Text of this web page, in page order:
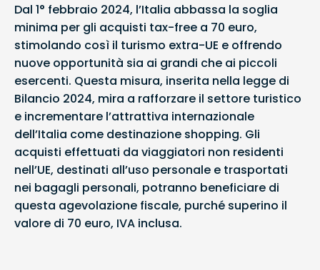
Dal 1° febbraio 2024, l’Italia abbassa la soglia
minima per gli acquisti tax-free a 70 euro,
stimolando così il turismo extra-UE e offrendo
nuove opportunità sia ai grandi che ai piccoli
esercenti. Questa misura, inserita nella legge di
Bilancio 2024, mira a rafforzare il settore turistico
e incrementare l’attrattiva internazionale
dell’Italia come destinazione shopping. Gli
acquisti effettuati da viaggiatori non residenti
nell’UE, destinati all’uso personale e trasportati
nei bagagli personali, potranno beneficiare di
questa agevolazione fiscale, purché superino il
valore di 70 euro, IVA inclusa.